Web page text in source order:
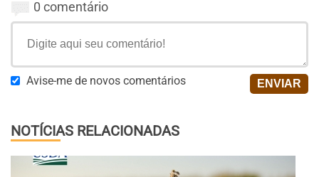
0 comentário
Avise-me de novos comentários
NOTÍCIAS RELACIONADAS